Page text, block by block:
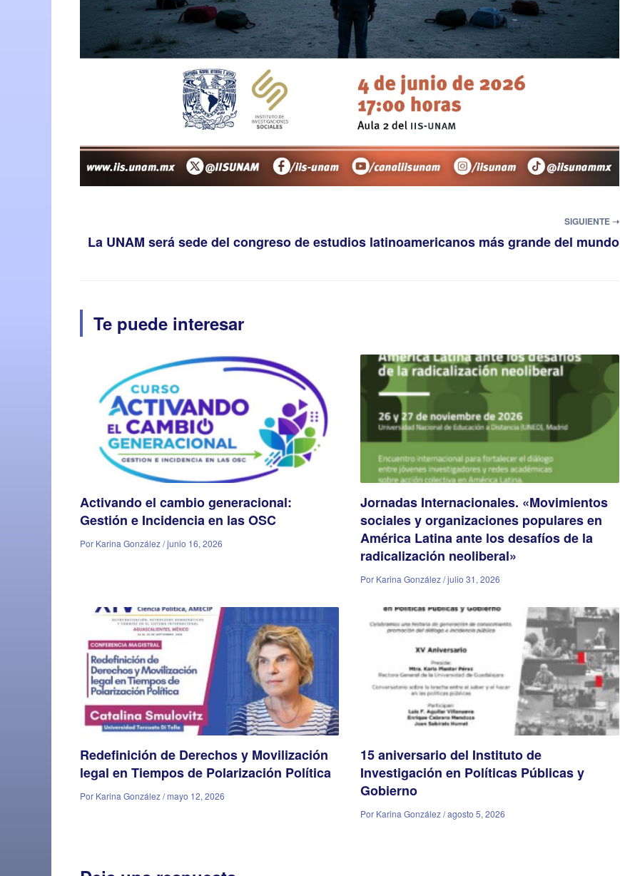
SIGUIENTE ➝
La UNAM será sede del congreso de estudios latinoamericanos más grande del mundo
Te puede interesar
Activando el cambio generacional:
Gestión e Incidencia en las OSC
Por Karina González / junio 16, 2026
Jornadas Internacionales. «Movimientos
sociales y organizaciones populares en
América Latina ante los desafíos de la
radicalización neoliberal»
Por Karina González / julio 31, 2026
Redefinición de Derechos y Movilización
legal en Tiempos de Polarización Política
Por Karina González / mayo 12, 2026
15 aniversario del Instituto de
Investigación en Políticas Públicas y
Gobierno
Por Karina González / agosto 5, 2026